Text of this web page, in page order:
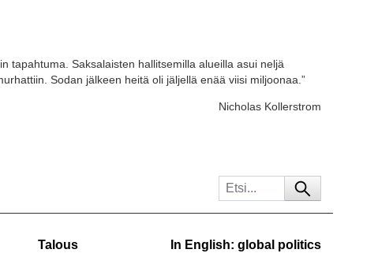
tapahtuma. Saksalaisten hallitsemilla alueilla asui neljä
Sodan jälkeen heitä oli jäljellä enää viisi miljoonaa.”
Nicholas Kollerstrom
Talous In English: global politics